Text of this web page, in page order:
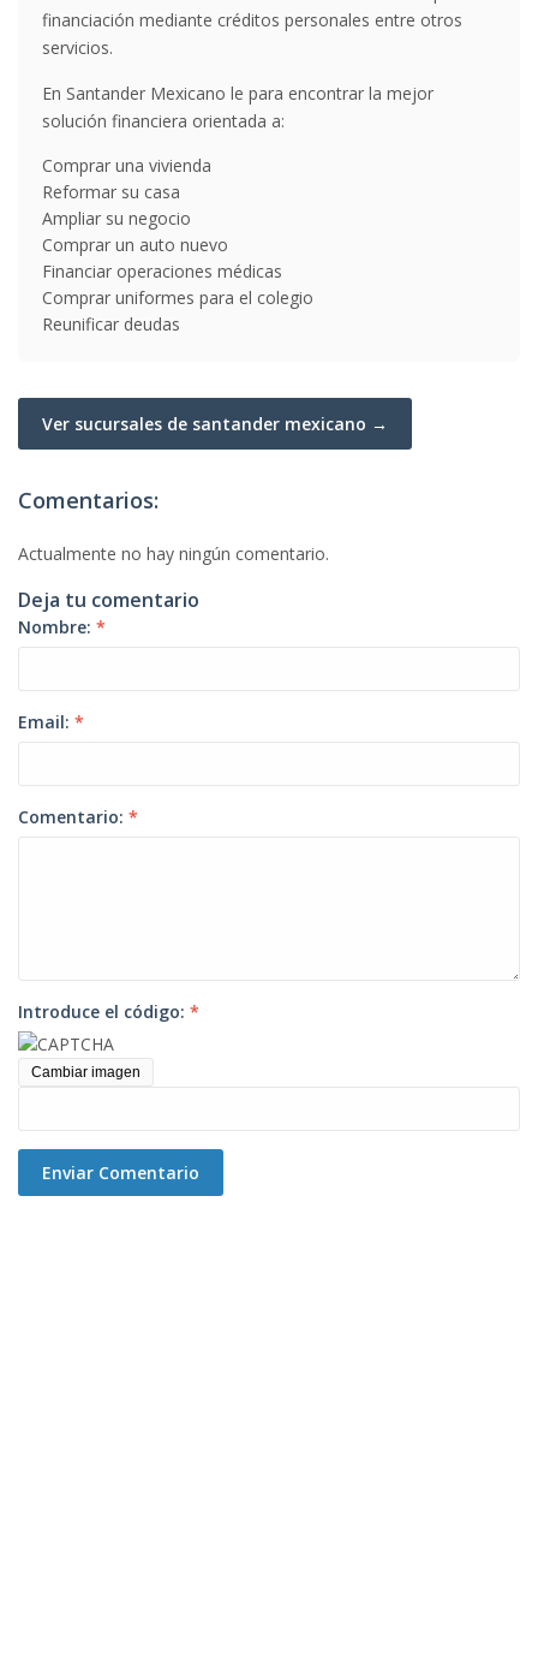
financiación mediante créditos personales entre otros
servicios.
En Santander Mexicano le para encontrar la mejor
solución financiera orientada a:
Comprar una vivienda
Reformar su casa
Ampliar su negocio
Comprar un auto nuevo
Financiar operaciones médicas
Comprar uniformes para el colegio
Reunificar deudas
Ver sucursales de santander mexicano →
Comentarios:
Actualmente no hay ningún comentario.
Deja tu comentario
Nombre: *
Email: *
Comentario: *
Introduce el código: *
Cambiar imagen
Enviar Comentario